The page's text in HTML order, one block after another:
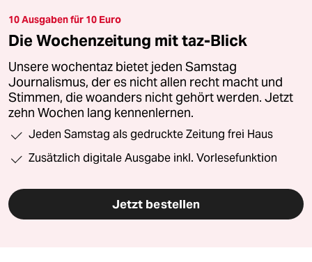
10 Ausgaben für 10 Euro
Die Wochenzeitung mit taz-Blick
Unsere wochentaz bietet jeden Samstag
Journalismus, der es nicht allen recht macht und
Stimmen, die woanders nicht gehört werden. Jetzt
zehn Wochen lang kennenlernen.
Jeden Samstag als gedruckte Zeitung frei Haus
Zusätzlich digitale Ausgabe inkl. Vorlesefunktion
Jetzt bestellen